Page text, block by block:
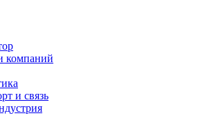
компаний
и связь